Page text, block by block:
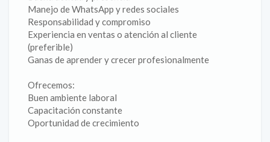
Manejo de WhatsApp y redes sociales
Responsabilidad y compromiso
Experiencia en ventas o atención al cliente
(preferible)
Ganas de aprender y crecer profesionalmente
Ofrecemos:
Buen ambiente laboral
Capacitación constante
Oportunidad de crecimiento